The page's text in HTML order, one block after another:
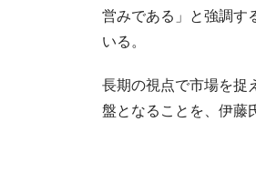
営みである」と強調す
いる。
長期の視点で市場を
盤となることを、伊藤